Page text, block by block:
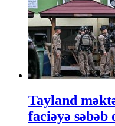
Tayland
faciəyə səbəb